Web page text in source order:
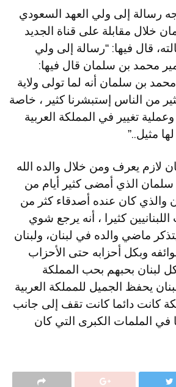
رسالة إلى ولي العهد السعودي
خلال مقابلة على قناة الجديد
قال فيها: “رسالة إلى ولي
محمد بن سلمان قال فيها:
بن سلمان أنه لما تولى ولاية
من الناس إستبشرنا كثير ، خاصة
تغيير في المملكة العربية
مثيل..”
لازم يعرف ومن خلال والده الله
الذي أمضى كثير أيام من
والذي كان عنده أصدقاء كثر من
كثيرا ، أنه يرجع شوي
ماضي والده في لبنان، ولبنان
وبكل أحزابه حتى الأحزاب
لبنان بحبهم بحب المملكة
يحفظ الجميل للمملكة العربية
كانت دائما كانت تقف إلى جانب
في الملمات الكبرى التي كان